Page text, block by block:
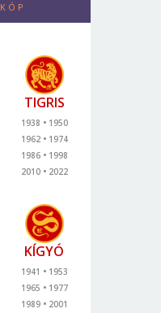
TIGRIS
1938
1950
1962
1974
1986
1998
2010
2022
KÍGYÓ
1941
1953
1965
1977
1989
2001